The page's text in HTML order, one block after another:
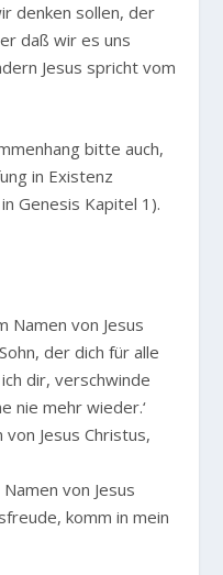
denken sollen, der
daß wir es uns
Jesus spricht vom
bitte auch,
in Existenz
Genesis Kapitel 1).
Namen von Jesus
der dich für alle
dir, verschwinde
nie mehr wieder.‘
von Jesus Christus,
von Jesus
komm in mein